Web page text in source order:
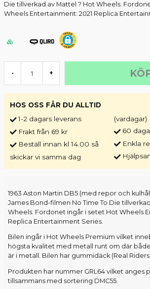
Die tillverkad av Mattel ? Hot Wheels.
Wheels Entertainment: 2021 Replica
- +
HOS OSS FÅR DU ALLTID
1-2 dagars leverans
Frakt från 69 kr
Beställ innan kl 14.00 så
skickar vi samma dag
(vardagar)
60
Enkla
1963 Aston Martin DB5 (med repor och
James Bond-filmen No Time To Die
Wheels. Fordonet ingår i setet Hot Wheels
Replica Entertainment Series.
Bilen ingår i Hot Wheels Premium vilket
högsta kvalitet med metall runt om där
är i metall. Bilen har gummidäck (Real
Produkten har nummer GRL64 vilket anges
tillsammans med sortering DMC55.